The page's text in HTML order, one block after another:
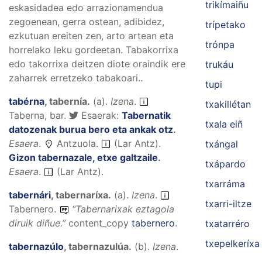
eskasidadea edo arrazionamendua
zegoenean, gerra ostean, adibidez,
ezkutuan ereiten zen, arto artean eta
horrelako leku gordeetan. Tabakorrixa
edo takorrixa deitzen diote oraindik ere
zaharrek erretzeko tabakoari..
tabérna, tabernía. (a). Izena.
Taberna, bar.
Esaerak: Tabernatik
datozenak burua bero eta ankak otz.
Esaera. Antzuola.
(Lar Antz).
Gizon tabernazale, etxe galtzaile.
Esaera.
(Lar Antz).
tabernári, tabernaríxa. (a). Izena.
Tabernero.
“Tabernarixak eztagola
diruik diñue.” content_copy tabernero.
tabernazúlo, tabernazulúa. (b). Izena.
trikímaiñu
trípetako
trónpa
trukáu
tupi
txakillétan
txala eiñ
txángal
txápardo
txarráma
txarri-iltze
txatarréro
txepelkeríxa